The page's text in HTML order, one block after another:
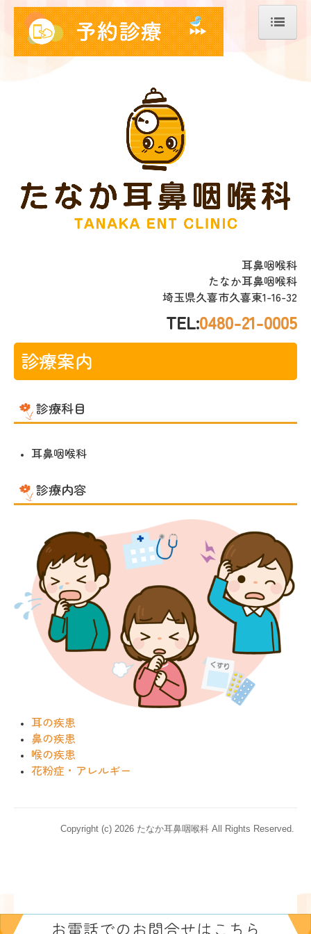
ホーム
喉の疾患
花粉症・アレルギー
耳鼻咽喉科
たなか耳鼻咽喉科
埼玉県久喜市久喜東1-16-32
TEL:0480-21-0005
診療案内
診療科目
耳鼻咽喉科
診療内容
耳の疾患
鼻の疾患
喉の疾患
花粉症・アレルギー
Copyright (c) 2026 たなか耳鼻咽喉科 All Rights Reserved.